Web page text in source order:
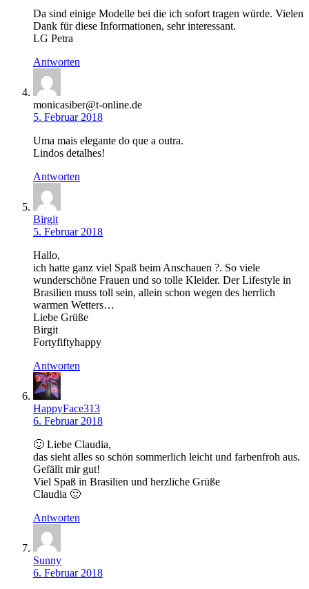
Da sind einige Modelle bei die ich sofort tragen würde. Vielen
Dank für diese Informationen, sehr interessant.
LG Petra
Antworten
monicasiber@t-online.de
5. Februar 2018
Uma mais elegante do que a outra.
Lindos detalhes!
Antworten
Birgit
5. Februar 2018
Hallo,
ich hatte ganz viel Spaß beim Anschauen ?. So viele
wunderschöne Frauen und so tolle Kleider. Der Lifestyle in
Brasilien muss toll sein, allein schon wegen des herrlich
warmen Wetters…
Liebe Grüße
Birgit
Fortyfiftyhappy
Antworten
HappyFace313
6. Februar 2018
🙂 Liebe Claudia,
das sieht alles so schön sommerlich leicht und farbenfroh aus.
Gefällt mir gut!
Viel Spaß in Brasilien und herzliche Grüße
Claudia 🙂
Antworten
Sunny
6. Februar 2018